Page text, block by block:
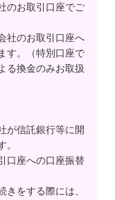
のお取引口座でご
社のお取引口座へ
す。（特別口座で
る換金のみお取扱
が信託銀行等に開
口座への口座振替
をする際には、